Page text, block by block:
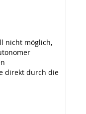
nicht möglich,
direkt durch die